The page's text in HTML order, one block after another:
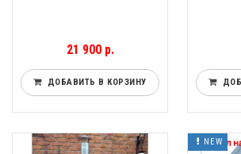
21 900 р.
ДОБАВИТЬ В КОРЗИНУ
NEW